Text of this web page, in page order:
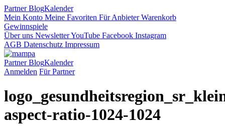
PartnerBlogKalender
Mein Konto Meine Favoriten Für AnbieterWarenkorb
Gewinnspiele
Über uns NewsletterYouTube Facebook Instagram
AGB Datenschutz Impressum
PartnerBlogKalender
Anmelden Für Partner
aspect-ratio-1024-1024